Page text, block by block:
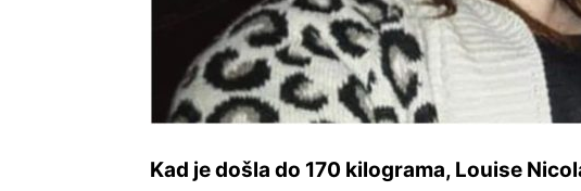
Kad je došla do 170 kilograma, Louise